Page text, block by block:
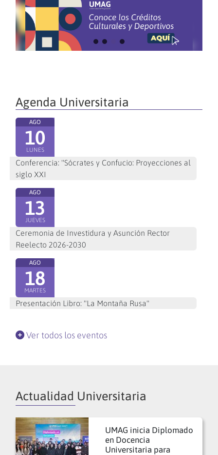
Agenda Universitaria
AGO
10
LUNES
Conferencia: "Sócrates y Confucio: Proyecciones al
siglo XXI
AGO
13
JUEVES
Ceremonia de Investidura y Asunción Rector
Reelecto 2026-2030
AGO
18
MARTES
Presentación Libro: "La Montaña Rusa"
Ver todos los eventos
Actualidad Universitaria
UMAG inicia Diplomado
en Docencia
Universitaria para